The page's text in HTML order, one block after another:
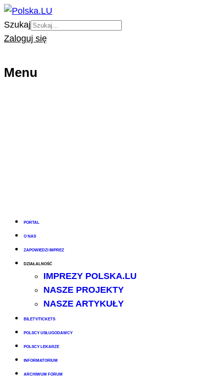
Szukaj
Zaloguj się
Menu
PORTAL
O NAS
ZAPOWIEDZI IMPREZ
DZIAŁALNOŚĆ
IMPREZY POLSKA.LU
NASZE PROJEKTY
NASZE ARTYKUŁY
BILETY/TICKETS
POLSCY USŁUGODAWCY
POLSCY LEKARZE
INFORMATORIUM
ARCHIWUM FORUM